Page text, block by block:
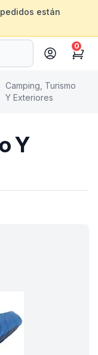
están
Cart
0
Camping, Turismo
Y Exteriores
Y